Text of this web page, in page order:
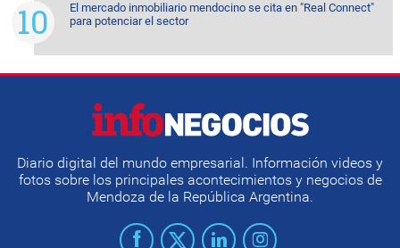
El mercado inmobiliario mendocino se cita en "Real Connect"
para potenciar el sector
Diario digital del mundo empresarial. Información videos y
fotos sobre los principales acontecimientos y negocios de
Mendoza de la República Argentina.